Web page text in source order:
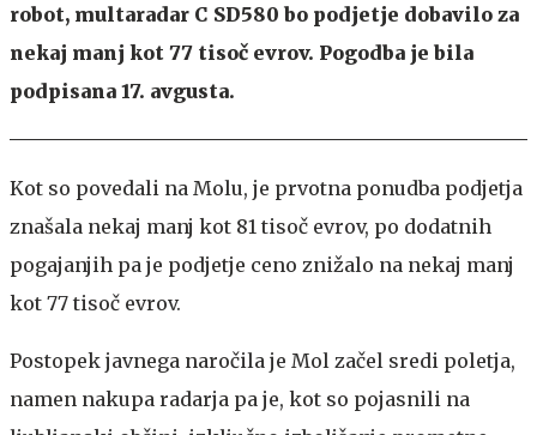
robot, multaradar C SD580 bo podjetje dobavilo za
nekaj manj kot 77 tisoč evrov. Pogodba je bila
podpisana 17. avgusta.
Kot so povedali na Molu, je prvotna ponudba podjetja
znašala nekaj manj kot 81 tisoč evrov, po dodatnih
pogajanjih pa je podjetje ceno znižalo na nekaj manj
kot 77 tisoč evrov.
Postopek javnega naročila je Mol začel sredi poletja,
namen nakupa radarja pa je, kot so pojasnili na